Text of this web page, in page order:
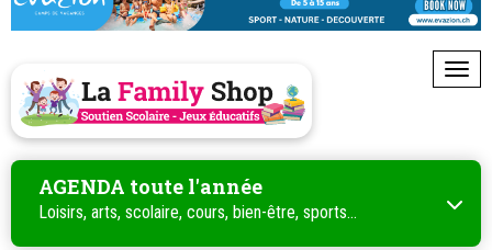
AGENDA toute l'année
Loisirs, arts, scolaire, cours, bien-être, sports...